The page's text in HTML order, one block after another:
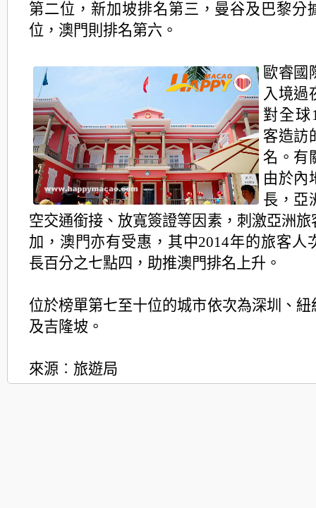
第二位，新加坡排名第三，曼谷及巴黎分
位，澳門則排名第六。
歐睿國
入境過
對全球
客造訪
名。有
由於內
長，亞
空交通銜接、放寬簽證等因素，刺激亞洲旅
加，澳門亦有受惠，其中2014年的旅客人
長百分之七點四，助推澳門排名上升。
位於榜單第七至十位的城市依次為深圳、紐
及吉隆坡。
來源︰旅遊局